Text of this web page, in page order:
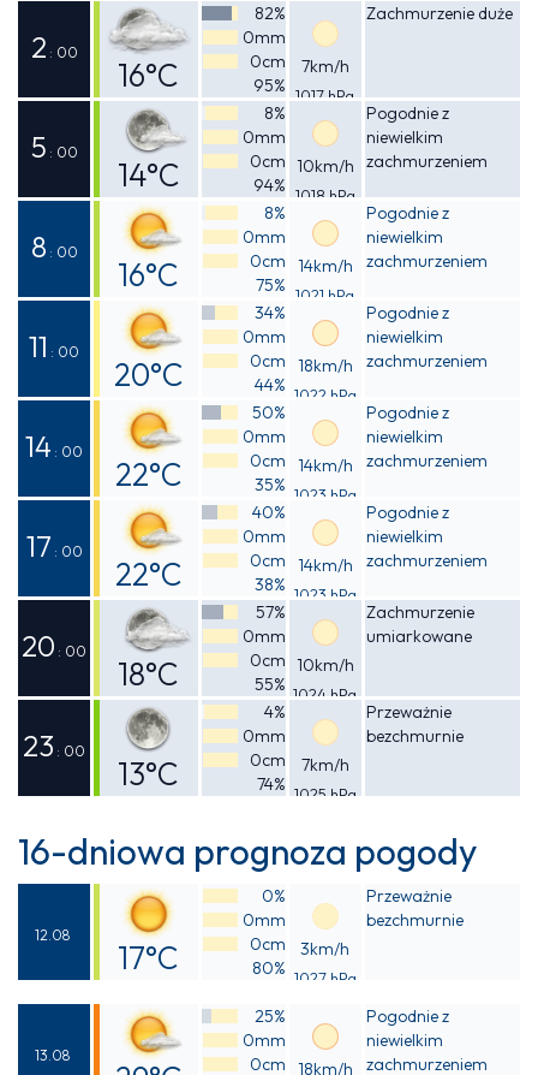
2 : 00
16°C
Odczuwalna
16°C
82%
0mm
0cm
95%
7km/h
1017 hPa
Zachmurzenie duże
5 : 00
14°C
Odczuwalna
14°C
8%
0mm
0cm
94%
10km/h
1018 hPa
Pogodnie z
niewielkim
zachmurzeniem
8 : 00
16°C
Odczuwalna
15°C
8%
0mm
0cm
75%
14km/h
1021 hPa
Pogodnie z
niewielkim
zachmurzeniem
11 : 00
20°C
Odczuwalna
19°C
34%
0mm
0cm
44%
18km/h
1022 hPa
Pogodnie z
niewielkim
zachmurzeniem
14 : 00
22°C
Odczuwalna
21°C
50%
0mm
0cm
35%
14km/h
1023 hPa
Pogodnie z
niewielkim
zachmurzeniem
17 : 00
22°C
Odczuwalna
21°C
40%
0mm
0cm
38%
14km/h
1023 hPa
Pogodnie z
niewielkim
zachmurzeniem
20 : 00
18°C
Odczuwalna
17°C
57%
0mm
0cm
55%
10km/h
1024 hPa
Zachmurzenie
umiarkowane
23 : 00
13°C
4%
0mm
0cm
74%
7km/h
1025 hPa
Przeważnie
bezchmurnie
16-dniowa prognoza pogody
12.08
17°C
16°C
0%
0mm
0cm
80%
3km/h
1027 hPa
Przeważnie
bezchmurnie
13.08
25%
0mm
0cm
18km/h
Pogodnie z
niewielkim
zachmurzeniem